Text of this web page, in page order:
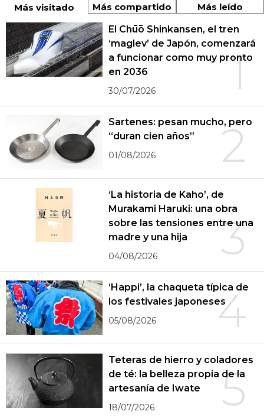
Más visitado Más compartido Más leído
1
El Chūō Shinkansen, el tren
‘maglev’ de Japón, comenzará
a funcionar como muy pronto
en 2036
30/07/2026
2
Sartenes: pesan mucho, pero
“duran cien años”
01/08/2026
3
‘La historia de Kaho’, de
Murakami Haruki: una obra
sobre las tensiones entre una
madre y una hija
04/08/2026
4
‘Happi’, la chaqueta típica de
los festivales japoneses
05/08/2026
5
Teteras de hierro y coladores
de té: la belleza propia de la
artesanía de Iwate
18/07/2026